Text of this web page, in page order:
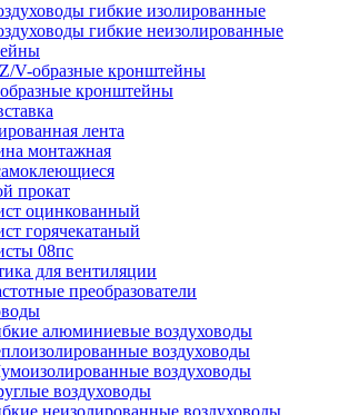
гибкие изолированные
гибкие неизолированные
V-образные кронштейны
кронштейны
лента
монтажная
прокат
оцинкованный
горячекатаный
08пс
для вентиляции
преобразователи
алюминиевые воздуховоды
воздуховоды
воздуховоды
воздуховоды
неизолированные воздуховоды